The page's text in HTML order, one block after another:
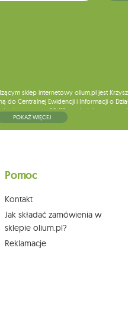
sklep internetowy olium.pl jest
Centralnej Ewidencji i Informacji o
pocztowy: 08-110, posiadający numer
do chwili rezygnacji z subskrypcji.
na adres siedziby.
POKAŻ WIĘCEJ
Pomoc
Kontakt
Jak składać zamówienia w
sklepie olium.pl?
Reklamacje